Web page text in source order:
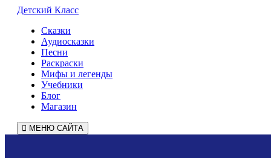
Детский Класс
Сказки
Аудиосказки
Песни
Раскраски
Мифы и легенды
Учебники
Блог
Магазин
МЕНЮ САЙТА